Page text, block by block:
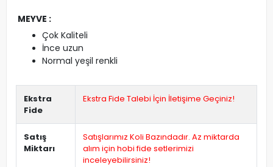
MEYVE :
Çok Kaliteli
İnce uzun
Normal yeşil renkli
Ekstra
Fide
Ekstra Fide Talebi İçin İletişime Geçiniz!
Satış
Miktarı
Satışlarımız Koli Bazındadır. Az miktarda
alım için hobi fide setlerimizi
inceleyebilirsiniz!